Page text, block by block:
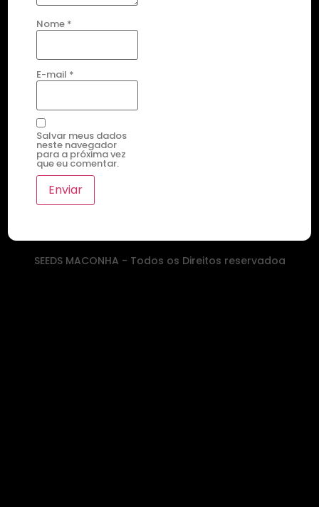
Nome *
E-mail *
Salvar meus dados
neste navegador
para a próxima vez
que eu comentar.
SEEDS MACONHA - Todos os Direitos reservadoa